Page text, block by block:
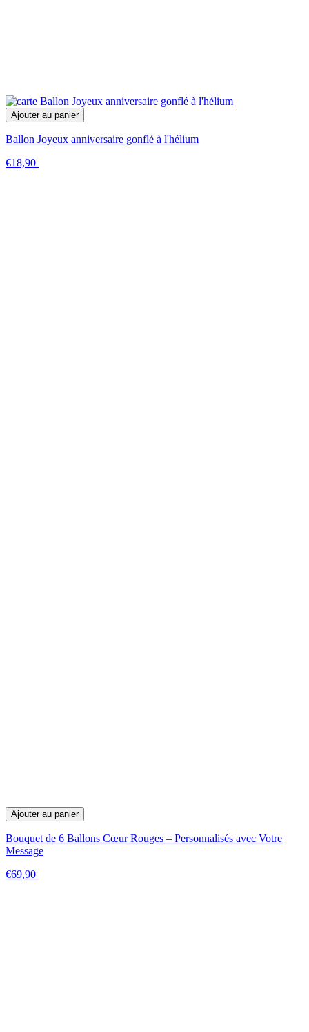
Ajouter au panier
Ballon Joyeux anniversaire gonflé à l'hélium
€18,90
Ajouter au panier
Bouquet de 6 Ballons Cœur Rouges – Personnalisés avec Votre
Message
€69,90